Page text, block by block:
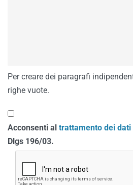
Per creare dei paragrafi
righe vuote.
Acconsenti al trattamento dei dati
Dlgs 196/03.